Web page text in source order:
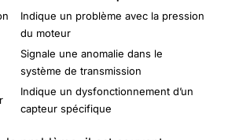
Indique un problème avec la pression
du moteur
Signale une anomalie dans le
système de transmission
Indique un dysfonctionnement d’un
capteur spécifique